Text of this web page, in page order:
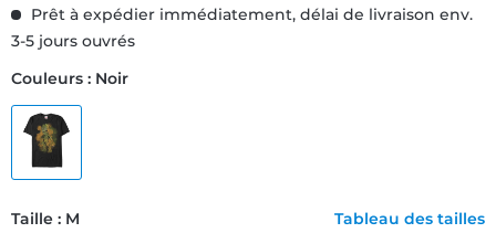
Prêt à expédier immédiatement, délai de livraison env.
3-5 jours ouvrés
Couleurs : Noir
Taille : M Tableau des tailles